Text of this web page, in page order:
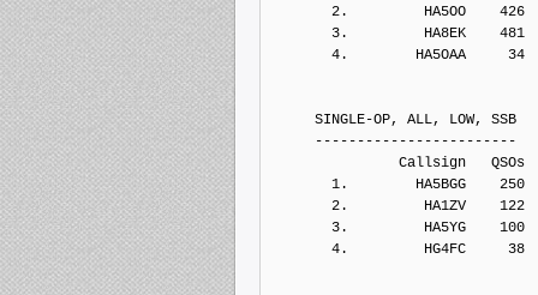
2.         HA5OO    426
3.         HA8EK    481
4.        HA5OAA     34
SINGLE-OP, ALL, LOW, SSB
------------------------
Callsign   QSOs  Points
1.        HA5BGG    250
2.         HA1ZV    122
3.         HA5YG    100
4.         HG4FC     38